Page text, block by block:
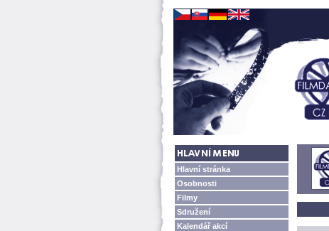
Hlavní stránka
Osobnosti
Filmy
Sdružení
Kalendář akcí